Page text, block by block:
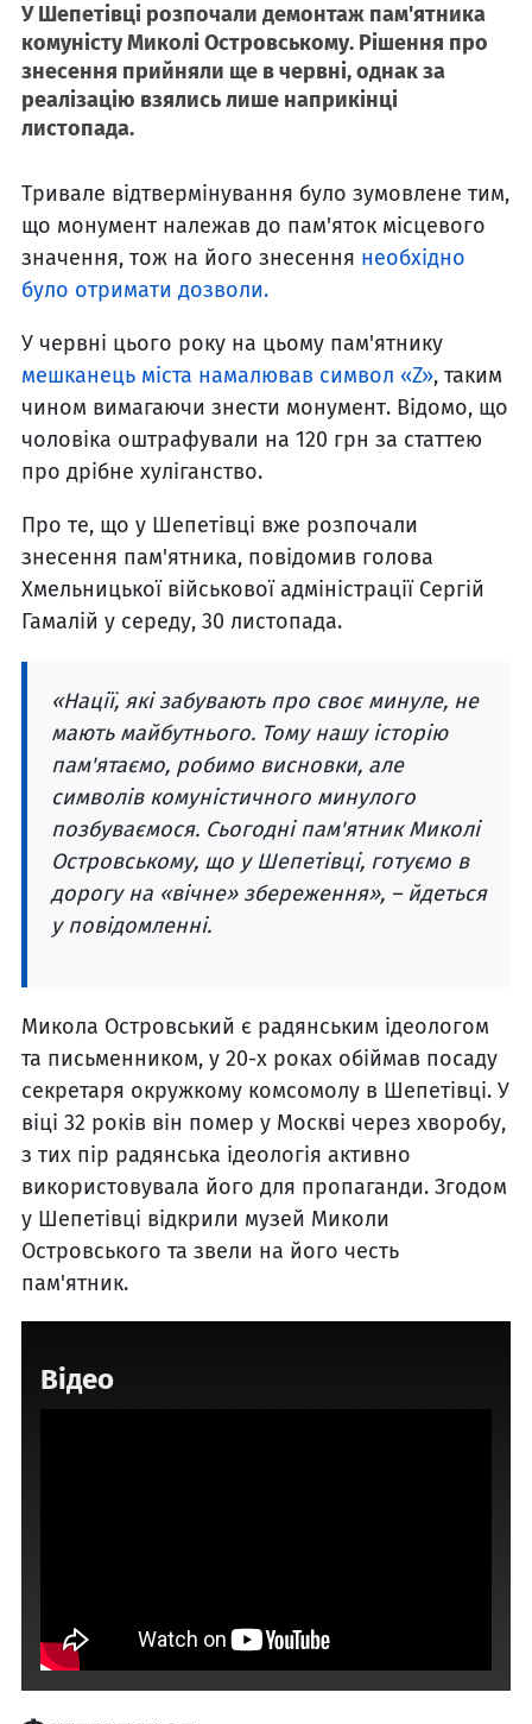
У Шепетівці розпочали демонтаж пам'ятника
комуністу Миколі Островському. Рішення про
знесення прийняли ще в червні, однак за
реалізацію взялись лише наприкінці
листопада.
Тривале відтвермінування було зумовлене тим,
що монумент належав до пам'яток місцевого
значення, тож на його знесення необхідно
було отримати дозволи.
У червні цього року на цьому пам'ятнику
мешканець міста намалював символ «Z», таким
чином вимагаючи знести монумент. Відомо, що
чоловіка оштрафували на 120 грн за статтею
про дрібне хуліганство.
Про те, що у Шепетівці вже розпочали
знесення пам'ятника, повідомив голова
Хмельницької військової адміністрації Сергій
Гамалій у середу, 30 листопада.
«Нації, які забувають про своє минуле, не
мають майбутнього. Тому нашу історію
пам'ятаємо, робимо висновки, але
символів комуністичного минулого
позбуваємося. Сьогодні пам'ятник Миколі
Островському, що у Шепетівці, готуємо в
дорогу на «вічне» збереження», – йдеться
у повідомленні.
Микола Островський є радянським ідеологом
та письменником, у 20-х роках обіймав посаду
секретаря окружкому комсомолу в Шепетівці. У
віці 32 років він помер у Москві через хворобу,
з тих пір радянська ідеологія активно
використовувала його для пропаганди. Згодом
у Шепетівці відкрили музей Миколи
Островського та звели на його честь
пам'ятник.
Відео